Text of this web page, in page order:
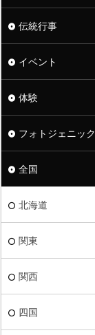
伝統行事
イベント
体験
フォトジェニック
全国
北海道
関東
関西
四国